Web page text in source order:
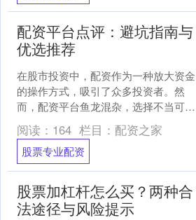
配资平台点评：避坑指南与
优选推荐
在股市投资中，配资作为一种放大资金
的操作方式，吸引了众多投资者。然
而，配资平台鱼龙混杂，选择不当可能
带来资金风险。本文从专业角度，对配
资平台进行点评，提供避坑指....
阅读： 164 栏目： 配资之家
股票专业配资
股票加杠杆怎么买？两种合
法途径与风险提示